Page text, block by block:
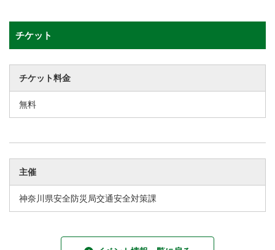
チケット
チケット料金
無料
主催
神奈川県安全防災局交通安全対策課